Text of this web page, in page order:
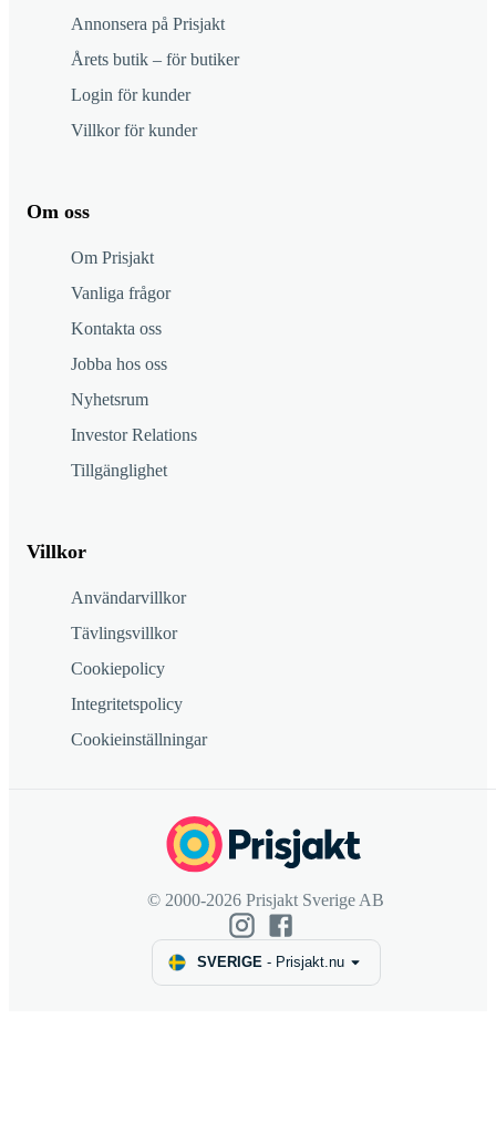
Annonsera på Prisjakt
Årets butik – för butiker
Login för kunder
Villkor för kunder
Om oss
Om Prisjakt
Vanliga frågor
Kontakta oss
Jobba hos oss
Nyhetsrum
Investor Relations
Tillgänglighet
Villkor
Användarvillkor
Tävlingsvillkor
Cookiepolicy
Integritetspolicy
Cookieinställningar
© 2000-2026 Prisjakt Sverige AB
SVERIGE- Prisjakt.nu